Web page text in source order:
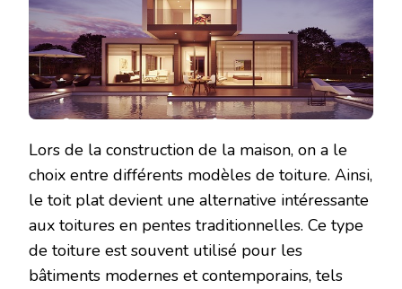
Lors de la construction de la maison, on a le
choix entre différents modèles de toiture. Ainsi,
le toit plat devient une alternative intéressante
aux toitures en pentes traditionnelles. Ce type
de toiture est souvent utilisé pour les
bâtiments modernes et contemporains, tels